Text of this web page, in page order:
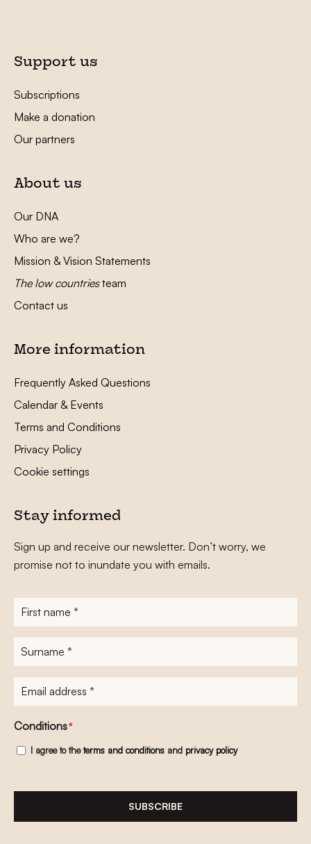
Support us
Subscriptions
Make a donation
Our partners
About us
Our DNA
Who are we?
Mission & Vision Statements
The low countriesteam
Contact us
More information
Frequently Asked Questions
Calendar & Events
Terms and Conditions
Privacy Policy
Cookie settings
Stay informed
Sign up and receive our newsletter. Don’t worry, we
promise not to inundate you with emails.
First
name*
Surname
E-
mailadres*
Conditions*
I agree to theterms and conditions and privacy policy
SUBSCRIBE